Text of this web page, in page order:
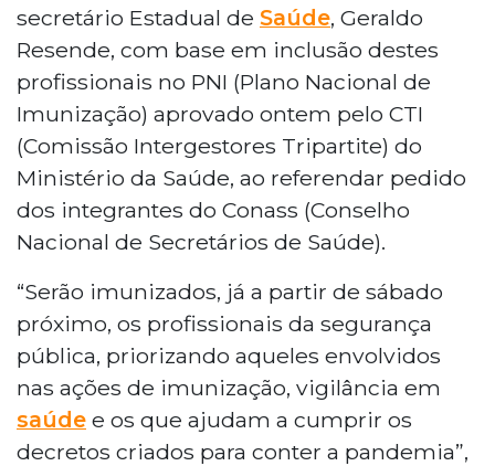
secretário Estadual de Saúde, Geraldo
Resende, com base em inclusão destes
profissionais no PNI (Plano Nacional de
Imunização) aprovado ontem pelo CTI
(Comissão Intergestores Tripartite) do
Ministério da Saúde, ao referendar pedido
dos integrantes do Conass (Conselho
Nacional de Secretários de Saúde).
“Serão imunizados, já a partir de sábado
próximo, os profissionais da segurança
pública, priorizando aqueles envolvidos
nas ações de imunização, vigilância em
saúde e os que ajudam a cumprir os
decretos criados para conter a pandemia”,